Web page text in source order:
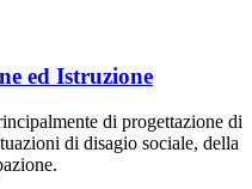
ed Istruzione
di progettazione di
di disagio sociale, della